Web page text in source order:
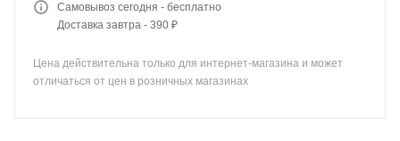
Самовывоз сегодня - бесплатно
Доставка завтра - 390 ₽
Цена действительна только для интернет-магазина и может
отличаться от цен в розничных магазинах